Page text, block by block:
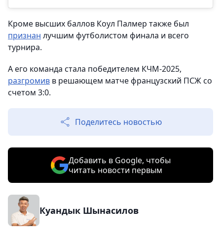
Кроме высших баллов Коул Палмер также был
признан лучшим футболистом финала и всего
турнира.
А его команда стала победителем КЧМ-2025,
разгромив в решающем матче французский ПСЖ со
счетом 3:0.
Поделитесь новостью
Добавить в Google, чтобы
читать новости первым
Куандык Шынасилов